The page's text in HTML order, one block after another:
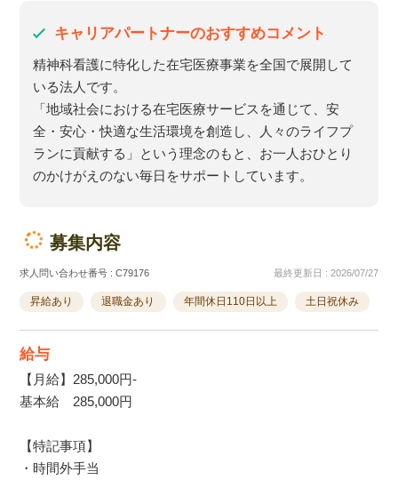
キャリアパートナーのおすすめコメント
精神科看護に特化した在宅医療事業を全国で展開して
いる法人です。
「地域社会における在宅医療サービスを通じて、安
全・安心・快適な生活環境を創造し、人々のライフプ
ランに貢献する」という理念のもと、お一人おひとり
のかけがえのない毎日をサポートしています。
募集内容
求人問い合わせ番号 : C79176 最終更新日 : 2026/07/27
昇給あり 退職金あり 年間休日110日以上 土日祝休み
給与
【月給】285,000円-
基本給 285,000円
【特記事項】
・時間外手当